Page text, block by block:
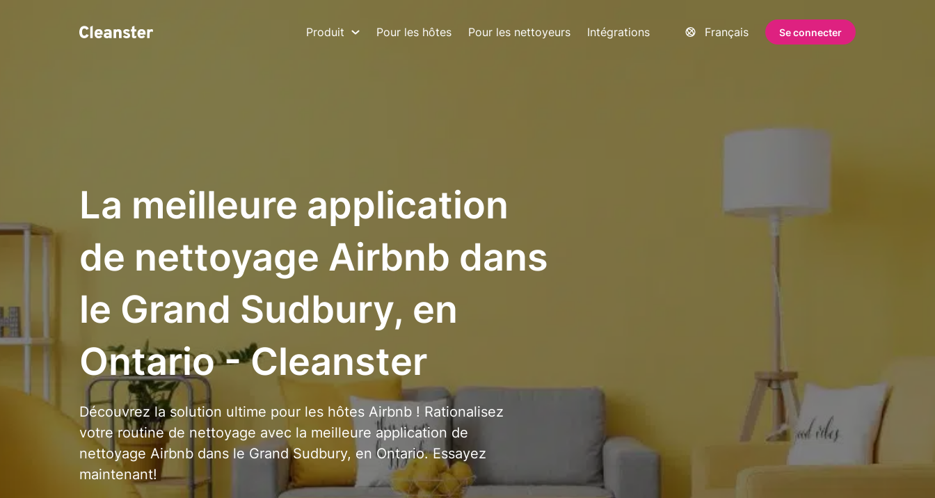
Produit Pour les hôtes Pour les nettoyeurs Intégrations Français Se connecter
La meilleure application
de nettoyage Airbnb dans
le Grand Sudbury, en
Ontario - Cleanster
Découvrez la solution ultime pour les hôtes Airbnb ! Rationalisez
votre routine de nettoyage avec la meilleure application de
nettoyage Airbnb dans le Grand Sudbury, en Ontario. Essayez
maintenant!